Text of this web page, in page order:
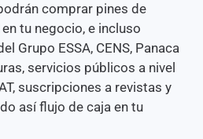
comprar pines de
tu negocio, e incluso
Grupo ESSA, CENS, Panaca
servicios públicos a nivel
suscripciones a revistas y
así flujo de caja en tu